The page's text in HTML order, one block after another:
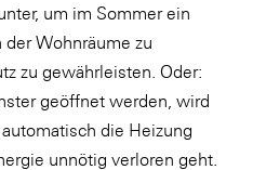
um im Sommer ein
Wohnräume zu
zu gewährleisten. Oder:
geöffnet werden, wird
die Heizung
unnötig verloren geht.